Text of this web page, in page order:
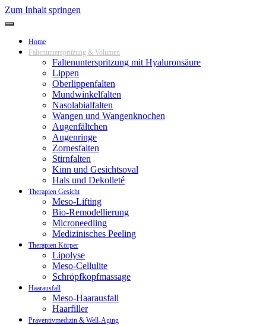
Zum Inhalt springen
Home
Faltenunterspritzung & Volumen
Faltenunterspritzung mit Hyaluronsäure
Lippen
Oberlippenfalten
Mundwinkelfalten
Nasolabialfalten
Wangen und Wangenknochen
Augenfältchen
Augenringe
Zornesfalten
Stirnfalten
Kinn und Gesichtsoval
Hals und Dekolleté
Therapien Gesicht
Meso-Lifting
Bio-Remodellierung
Microneedling
Medizinisches Peeling
Therapien Körper
Lipolyse
Meso-Cellulite
Schröpfkopfmassage
Haarausfall
Meso-Haarausfall
Haarfiller
Präventivmedizin & Well-Aging